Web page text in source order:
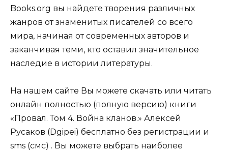
Books.org вы найдете творения различных
жанров от знаменитых писателей со всего
мира, начиная от современных авторов и
заканчивая теми, кто оставил значительное
наследие в истории литературы.
На нашем сайте Вы можете скачать или читать
онлайн полностью (полную версию) книги
«Провал. Том 4. Война кланов.» Алексей
Русаков (Dgipei) бесплатно без регистрации и
sms (смс) . Вы можете выбрать наиболее